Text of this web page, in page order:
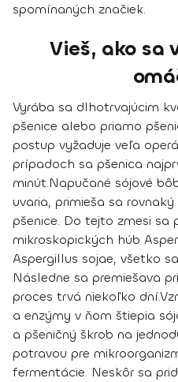
spomínaných značiek.
Vieš, ako sa
Vyrába sa dlhotrvajúcim
pšenice alebo priamo
postup vyžaduje veľa
prípadoch sa pšenica
minút.Napučané sójové
uvaria, primieša sa
pšenice. Do tejto zmesi sa
mikroskopických húb
Aspergillus sojae, všetko
Následne sa premiešava
proces trvá niekoľko dní.
a enzýmy v ňom štiepia
a pšeničný škrob na
potravou pre
fermentácie. Neskôr sa